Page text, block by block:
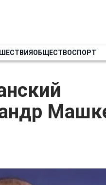
ОБЩЕСТВОСПОРТ